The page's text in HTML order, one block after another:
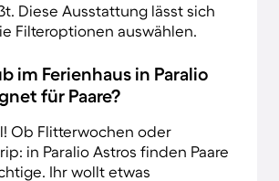
Diese Ausstattung lässt sich
Filteroptionen auswählen.
im Ferienhaus in Paralio
für Paare?
Ob Flitterwochen oder
in Paralio Astros finden Paare
Ihr wollt etwas